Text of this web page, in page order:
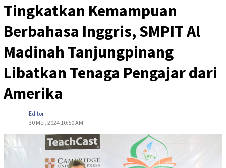
Tingkatkan Kemampuan
Berbahasa Inggris, SMPIT Al
Madinah Tanjungpinang
Libatkan Tenaga Pengajar dari
Amerika
Editor
30 Mei, 2024 10:50 AM